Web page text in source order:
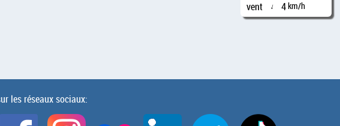
vent ↑ 4km/h
les réseaux sociaux: